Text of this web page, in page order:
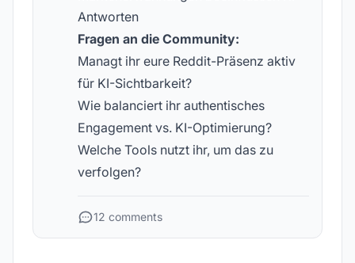
Antworten
Fragen an die Community:
Managt ihr eure Reddit-Präsenz aktiv
für KI-Sichtbarkeit?
Wie balanciert ihr authentisches
Engagement vs. KI-Optimierung?
Welche Tools nutzt ihr, um das zu
verfolgen?
12 comments